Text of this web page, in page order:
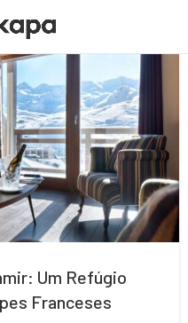
Um Refúgio
Franceses